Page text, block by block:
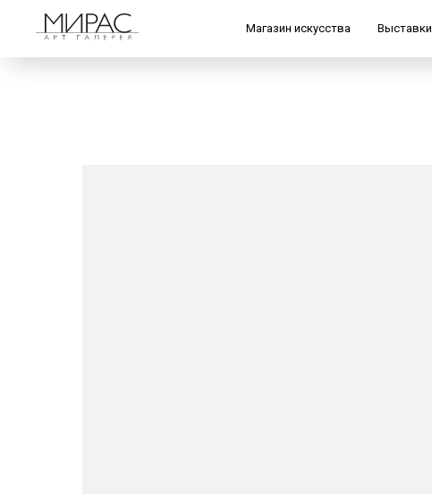
Магазин искусства Выставки